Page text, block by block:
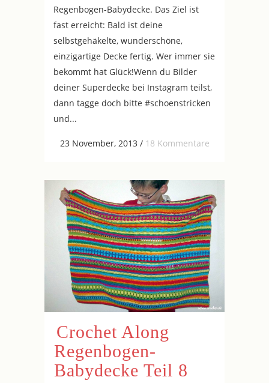
Regenbogen-Babydecke. Das Ziel ist
fast erreicht: Bald ist deine
selbstgehäkelte, wunderschöne,
einzigartige Decke fertig. Wer immer sie
bekommt hat Glück!Wenn du Bilder
deiner Superdecke bei Instagram teilst,
dann tagge doch bitte #schoenstricken
und...
23 November, 2013/ 18 Kommentare
Crochet Along
Regenbogen-
Babydecke Teil 8